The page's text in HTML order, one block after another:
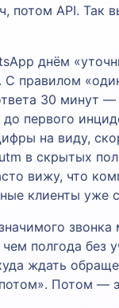
потом API. Так
днём
С правилом
30 минут
первого
на виду,
в скрытых
вижу, что
клиенты уже
полгода без
ждать
Потом —